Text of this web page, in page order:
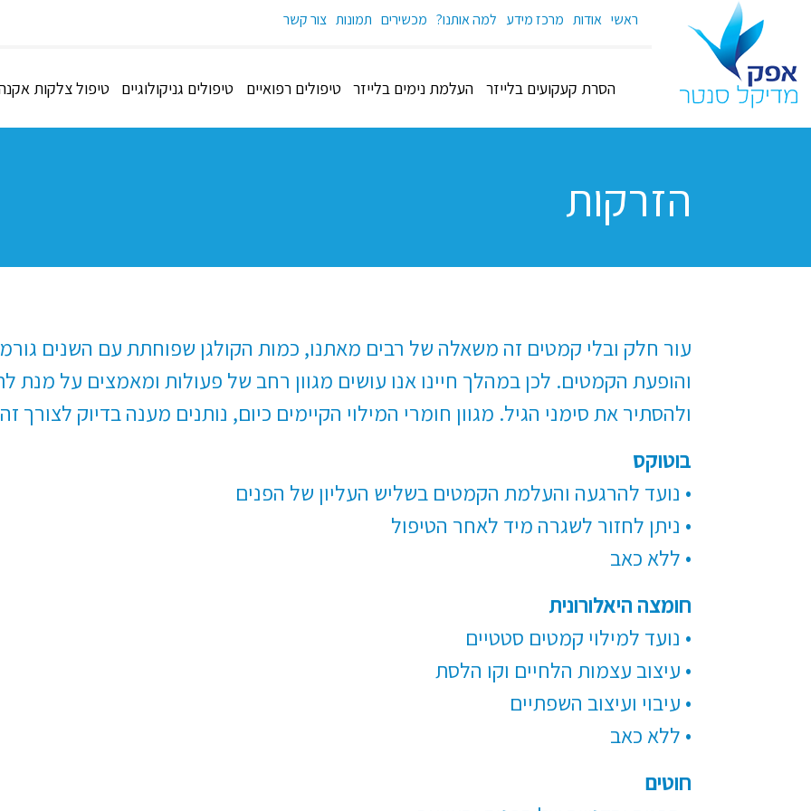
ראשי אודות מרכז מידע למה אותנו? מכשירים תמונות צור קשר
הסרת קעקועים בלייזר העלמת נימים בלייזר טיפולים רפואיים טיפולים גניקולוגיים טיפול צלקות
הזרקות
עור חלק ובלי קמטים זה משאלה של רבים מאתנו, כמות הקולגן שפוחתת עם השנים
והופעת הקמטים. לכן במהלך חיינו אנו עושים מגוון רחב של פעולות ומאמצים על מנת
ולהסתיר את סימני הגיל. מגוון חומרי המילוי הקיימים כיום, נותנים מענה בדיוק לצורך
בוטוקס
• נועד להרגעה והעלמת הקמטים בשליש העליון של הפנים
• ניתן לחזור לשגרה מיד לאחר הטיפול
• ללא כאב
חומצה היאלורונית
• נועד למילוי קמטים סטטיים
• עיצוב עצמות הלחיים וקו הלסת
• עיבוי ועיצוב השפתיים
• ללא כאב
חוטים